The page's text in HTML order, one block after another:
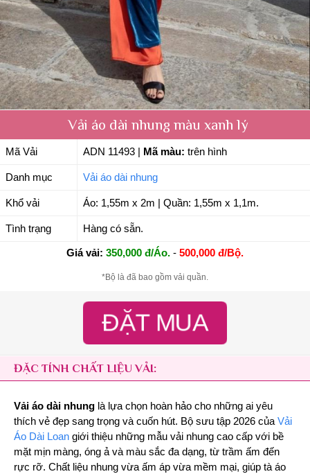
Vải áo dài nhung màu xanh lý
Mã Vải ADN 11493 Mã màu: trên hình
Danh mục Vải áo dài nhung
Khổ vải Áo: 1,55m x 2m | Quần: 1,55m x 1,1m.
Tình trạng Hàng có sẵn.
Giá vải: 350,000 đ/Áo. - 500,000 đ/Bộ.
*Bộ là đã bao gồm vải quần.
ĐẶT MUA
ĐẶC TÍNH CHẤT LIỆU VẢI:
Vải áo dài nhung là lựa chọn hoàn hảo cho những ai yêu
thích vẻ đẹp sang trọng và cuốn hút. Bộ sưu tập 2026 của Vải
Áo Dài Loan giới thiệu những mẫu vải nhung cao cấp với bề
mặt mịn màng, óng ả và màu sắc đa dạng, từ trầm ấm đến
rực rỡ. Chất liệu nhung vừa ấm áp vừa mềm mại, giúp tà áo